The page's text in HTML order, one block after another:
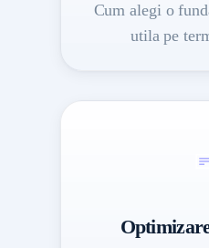
Cum alegi o
utila pe